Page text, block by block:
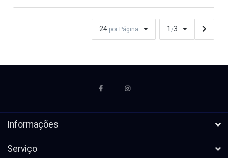
24 por Página 1 /3
Informações
Serviço